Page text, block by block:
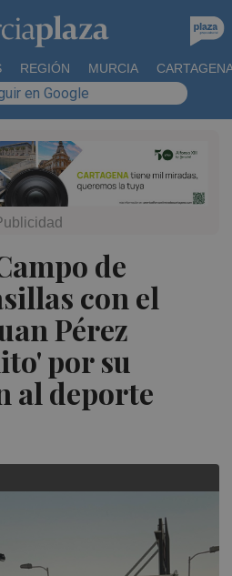
REGIÓN MURCIA
en Google
de
con el
Pérez
por su
al deporte